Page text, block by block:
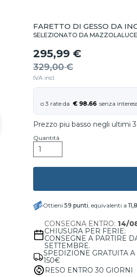
FARETTO DI GESSO DA
SELEZIONATO DA MAZZOLALUCE
295,99 €
329,00 €
IVA incl.
€ 98.66
Prezzo piu basso negli ultimi
Quantità
Ottieni 59 punti, equivalenti a
CONSEGNA ENTRO: 14/
CHIUSURA PER FERIE:
CONSEGNE A PARTIRE
SETTEMBRE.
SPEDIZIONE GRATUITA
150€
RESO ENTRO 30 GIORNI